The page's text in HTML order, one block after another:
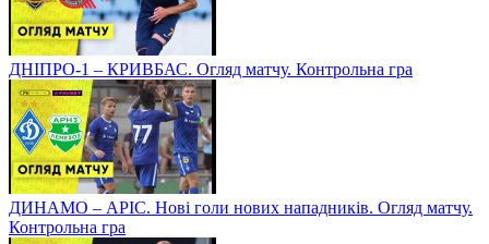
ДНІПРО-1 – КРИВБАС. Огляд матчу. Контрольна гра
ДИНАМО – АРІС. Нові голи нових нападників. Огляд матчу.
Контрольна гра